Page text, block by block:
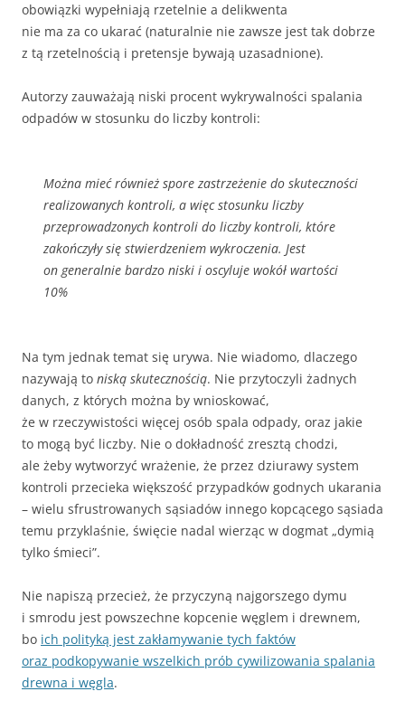
obowiązki wypełniają rzetelnie a delikwenta
nie ma za co ukarać (naturalnie nie zawsze jest tak dobrze
z tą rzetelnością i pretensje bywają uzasadnione).
Autorzy zauważają niski procent wykrywalności spalania
odpadów w stosunku do liczby kontroli:
Można mieć również spore zastrzeżenie do skuteczności
realizowanych kontroli, a więc stosunku liczby
przeprowadzonych kontroli do liczby kontroli, które
zakończyły się stwierdzeniem wykroczenia. Jest
on generalnie bardzo niski i oscyluje wokół wartości
10%
Na tym jednak temat się urywa. Nie wiadomo, dlaczego
nazywają to niską skutecznością. Nie przytoczyli żadnych
danych, z których można by wnioskować,
że w rzeczywistości więcej osób spala odpady, oraz jakie
to mogą być liczby. Nie o dokładność zresztą chodzi,
ale żeby wytworzyć wrażenie, że przez dziurawy system
kontroli przecieka większość przypadków godnych ukarania
– wielu sfrustrowanych sąsiadów innego kopcącego sąsiada
temu przyklaśnie, święcie nadal wierząc w dogmat „dymią
tylko śmieci”.
Nie napiszą przecież, że przyczyną najgorszego dymu
i smrodu jest powszechne kopcenie węglem i drewnem,
bo ich polityką jest zakłamywanie tych faktów
oraz podkopywanie wszelkich prób cywilizowania spalania
drewna i węgla.